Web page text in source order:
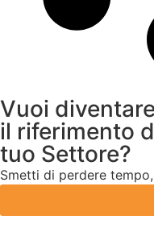
Vuoi
il riferimento
tuo Settore?
Smetti di perdere